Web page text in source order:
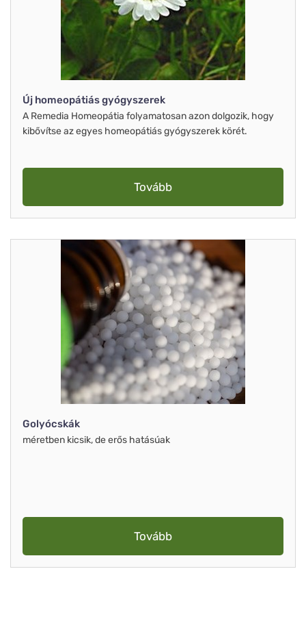
Új homeopátiás gyógyszerek
A Remedia Homeopátia folyamatosan azon dolgozik, hogy
kibővítse az egyes homeopátiás gyógyszerek körét.
Tovább
Golyócskák
méretben kicsik, de erős hatásúak
Tovább